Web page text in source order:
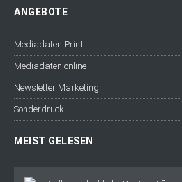
ANGEBOTE
Mediadaten Print
Mediadaten online
Newsletter Marketing
Sonderdruck
MEIST GELESEN